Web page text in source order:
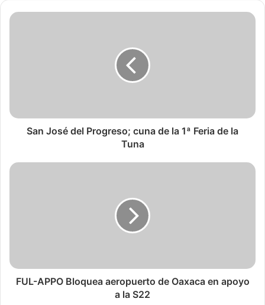
San José del Progreso; cuna de la 1ª Feria de la
Tuna
FUL-APPO Bloquea aeropuerto de Oaxaca en apoyo
a la S22